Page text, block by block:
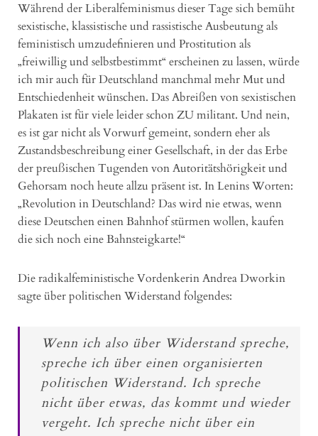
Während der Liberalfeminismus dieser Tage sich bemüht
sexistische, klassistische und rassistische Ausbeutung als
feministisch umzudefinieren und Prostitution als
„freiwillig und selbstbestimmt“ erscheinen zu lassen, würde
ich mir auch für Deutschland manchmal mehr Mut und
Entschiedenheit wünschen. Das Abreißen von sexistischen
Plakaten ist für viele leider schon ZU militant. Und nein,
es ist gar nicht als Vorwurf gemeint, sondern eher als
Zustandsbeschreibung einer Gesellschaft, in der das Erbe
der preußischen Tugenden von Autoritätshörigkeit und
Gehorsam noch heute allzu präsent ist. In Lenins Worten:
„Revolution in Deutschland? Das wird nie etwas, wenn
diese Deutschen einen Bahnhof stürmen wollen, kaufen
die sich noch eine Bahnsteigkarte!“
Die radikalfeministische Vordenkerin Andrea Dworkin
sagte über politischen Widerstand folgendes:
Wenn ich also über Widerstand spreche,
spreche ich über einen organisierten
politischen Widerstand. Ich spreche
nicht über etwas, das kommt und wieder
vergeht. Ich spreche nicht über ein